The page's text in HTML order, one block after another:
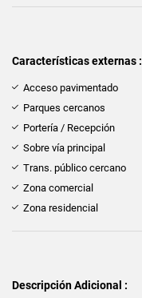
Características externas :
Acceso pavimentado
Parques cercanos
Portería / Recepción
Sobre vía principal
Trans. público cercano
Zona comercial
Zona residencial
Descripción Adicional :